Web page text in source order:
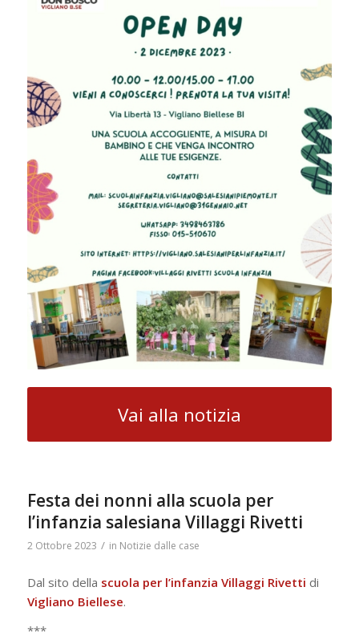
Vai alla notizia
Festa dei nonni alla scuola per
l’infanzia salesiana Villaggi Rivetti
2 Ottobre 2023 / in Notizie dalle case
Dal sito della scuola per l’infanzia Villaggi Rivetti di
Vigliano Biellese.
***